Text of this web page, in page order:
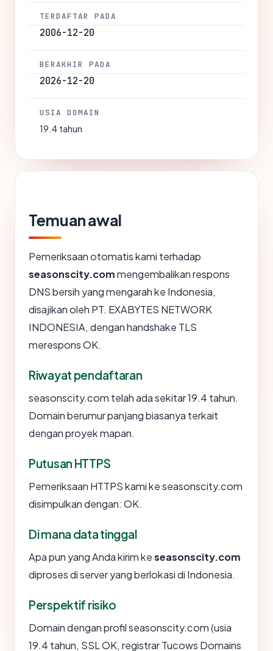
TERDAFTAR PADA
2006-12-20
BERAKHIR PADA
2026-12-20
USIA DOMAIN
19.4 tahun
Temuan awal
Pemeriksaan otomatis kami terhadap
seasonscity.commengembalikan respons
DNS bersih yang mengarah ke Indonesia,
disajikan oleh PT. EXABYTES NETWORK
INDONESIA, dengan handshake TLS
merespons OK.
Riwayat pendaftaran
seasonscity.com telah ada sekitar 19.4 tahun.
Domain berumur panjang biasanya terkait
dengan proyek mapan.
Putusan HTTPS
Pemeriksaan HTTPS kami ke seasonscity.com
disimpulkan dengan: OK.
Di mana data tinggal
Apa pun yang Anda kirim keseasonscity.com
diproses di server yang berlokasi di Indonesia.
Perspektif risiko
Domain dengan profil seasonscity.com (usia
19.4 tahun, SSL OK, registrar Tucows Domains